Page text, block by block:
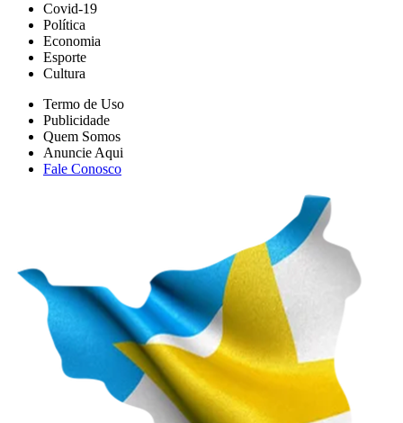
Covid-19
Política
Economia
Esporte
Cultura
Termo de Uso
Publicidade
Quem Somos
Anuncie Aqui
Fale Conosco